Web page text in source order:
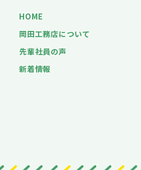
HOME
岡田工務店について
先輩社員の声
新着情報